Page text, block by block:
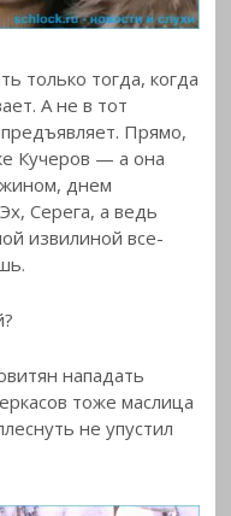
только тогда, когда
А не в тот
Прямо,
Кучеров — а она
днем
Серега, а ведь
извилиной все-
нападать
тоже маслица
не упустил